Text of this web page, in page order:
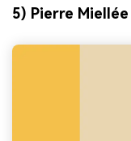
5) Pierre Miellée